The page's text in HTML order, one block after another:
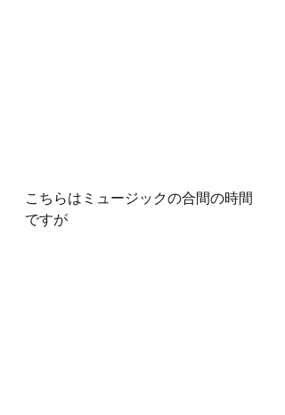
こちらはミュージックの合間の時間
ですが